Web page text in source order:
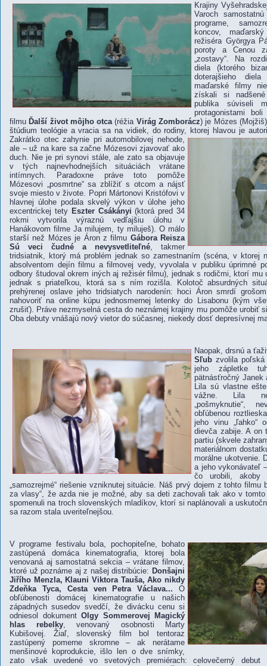
Krajiny
Varoch
programe,
koncov,
režiséra Györgya
poroty a Cenou
„zostavy“. Na
diela (ktorého
doterajšieho
maďarské filmy
získali si
publika súviseli
protagonistami
filmu Ďalší život môjho otca(réžia Virág Zomborácz) je Mózes
štúdium teológie a vracia sa na vidiek, do rodiny, ktorej hlavou je
Zakrátko otec zahynie pri automobilovej nehode,
ale – už na kare sa začne Mózesovi zjavovať ako
duch. Nie je pri synovi stále, ale zato sa objavuje
v tých najnevhodnejších situáciách vrátane
intímnych. Paradoxne práve toto pomôže
Mózesovi „posmrtne“ sa zblížiť s otcom a nájsť
svoje miesto v živote. Popri Mártonovi Kristófovi v
hlavnej úlohe podala skvelý výkon v úlohe jeho
excentrickej tety Eszter Csákányi (ktorá pred 34
rokmi vytvorila výraznú vedľajšiu úlohu v
Hanákovom filme Ja milujem, ty miluješ). O málo
starší než Mózes je Áron z filmu Gábora Reisza
Sú veci čudné a nevysvetliteľné, takmer
tridsiatnik, ktorý má problém jednak so zamestnaním (scéna, v ktorej
absolventom dejín filmu a filmovej vedy, vyvolala v publiku úprimné
odbory študoval okrem iných aj režisér filmu), jednak s rodičmi, ktorí mu
jednak s priateľkou, ktorá sa s ním rozišla. Kolotoč absurdných
prehýrenej oslave jeho tridsiatych narodenín: hoci Áron smrdí
nahovoriť na online kúpu jednosmernej letenky do Lisabonu (kým
zrušiť). Práve nezmyselná cesta do neznámej krajiny mu pomôže urobiť
Oba debuty vnášajú nový vietor do súčasnej, niekedy dosť depresívnej
Naopak, drsnú a
Sľub zvolila
jeho zápletke
pätnásťročný Janek
Lila sú vlastne
vážne. Lila
„pošmyknutie“,
obľúbenou
jeho vinu „ľahko“
dievča zabije. A on
partiu (skvele
materiálnom
morálne ukotvenie.
a jeho vykonávateľ
čo urobili,
„samozrejmé“ riešenie vzniknutej situácie. Náš prvý dojem z tohto filmu
za vlasy“, že azda nie je možné, aby sa deti zachovali tak ako v
spomenuli na troch slovenských mladíkov, ktorí si naplánovali a
sa razom stala uveriteľnejšou.
V programe festivalu bola, pochopiteľne, bohato
zastúpená domáca kinematografia, ktorej bola
venovaná aj samostatná sekcia – vrátane filmov,
ktoré už poznáme aj z našej distribúcie: Donšajni
Jiřího Menzla, Klauni Viktora Tauša, Ako nikdy
Zdeňka Tyca, Cesta ven Petra Václava... O
obľúbenosti domácej kinematografie u našich
západných susedov svedčí, že divácku cenu si
odniesol dokument Olgy Sommerovej Magický
hlas rebelky, venovaný osobnosti Marty
Kubišovej. Žiaľ, slovenský film bol tentoraz
zastúpený pomerne skromne – ak nerátame
menšinové koprodukcie, išlo len o dve snímky,
zato však uvedené vo svetových premiérach: celovečerný debut